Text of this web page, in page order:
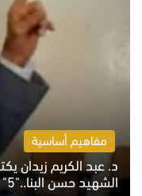
مفاهيم أساسية
د. عبد الكريم زيدان
الشهيد حسن البنا.."5"